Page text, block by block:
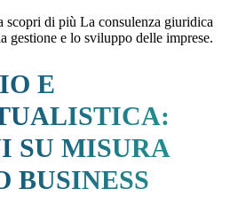
scopri di più La consulenza giuridica
gestione e lo sviluppo delle imprese.
E
SU MISURA
BUSINESS